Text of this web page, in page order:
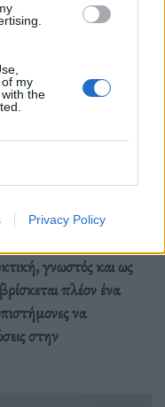
my
the
Privacy Policy
γνωστός και ως
πλέον ένα
να
στην